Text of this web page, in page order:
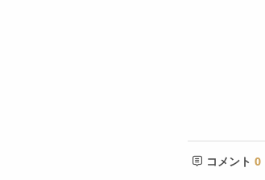
コメント 0